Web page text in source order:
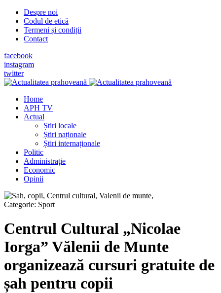
Despre noi
Codul de etică
Termeni și condiții
Contact
facebook
instagram
twitter
Home
APH TV
Actual
Știri locale
Știri naționale
Știri internaționale
Politic
Administrație
Economic
Opinii
Categorie: Sport
Centrul Cultural „Nicolae
Iorga” Vălenii de Munte
organizează cursuri gratuite de
șah pentru copii